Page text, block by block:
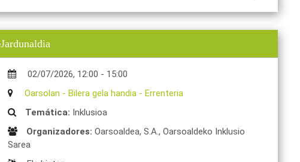
Jardunaldia
02/07/2026, 12:00 - 15:00
Oarsolan - Bilera gela handia - Errenteria
Temática: Inklusioa
Organizadores: Oarsoaldea, S.A., Oarsoaldeko Inklusio
Sarea